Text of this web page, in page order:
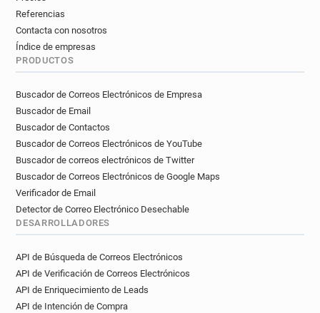
Referencias
Contacta con nosotros
Índice de empresas
PRODUCTOS
Buscador de Correos Electrónicos de Empresa
Buscador de Email
Buscador de Contactos
Buscador de Correos Electrónicos de YouTube
Buscador de correos electrónicos de Twitter
Buscador de Correos Electrónicos de Google Maps
Verificador de Email
Detector de Correo Electrónico Desechable
DESARROLLADORES
API de Búsqueda de Correos Electrónicos
API de Verificación de Correos Electrónicos
API de Enriquecimiento de Leads
API de Intención de Compra